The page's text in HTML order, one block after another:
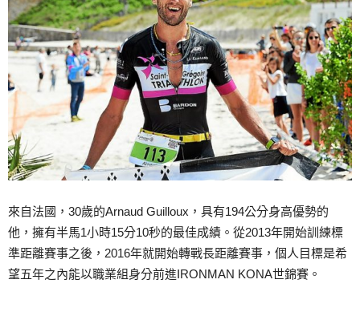
來自法國，30歲的Arnaud Guilloux，具有194公分身高優勢的
他，擁有半馬1小時15分10秒的最佳成績。從2013年開始訓練標
準距離賽事之後，2016年就開始轉戰長距離賽事，個人目標是希
望五年之內能以職業組身分前進IRONMAN KONA世錦賽。